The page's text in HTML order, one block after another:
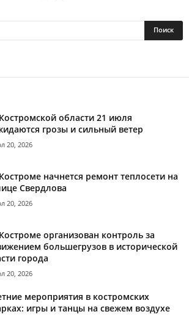
области 21 июля
грозы и сильный ветер
20, 2026
начнется ремонт теплосети на
Свердлова
20, 2026
организован контроль за
большегрузов в исторической
города
20, 2026
мероприятия в костромских
игры и танцы на свежем воздухе